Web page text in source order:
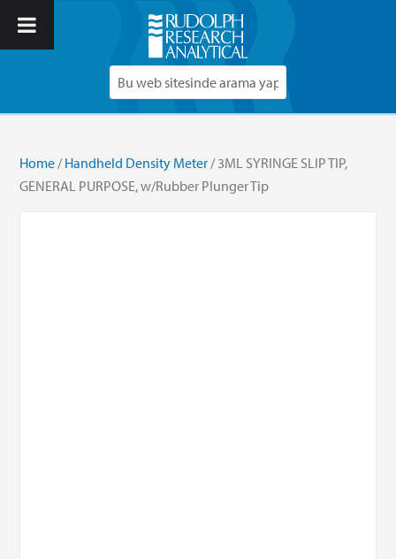
Home /Handheld Density Meter / 3ML SYRINGE SLIP TIP,
GENERAL PURPOSE, w/Rubber Plunger Tip